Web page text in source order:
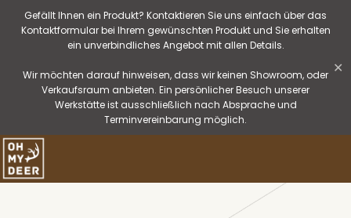
Gefällt Ihnen ein Produkt? Kontaktieren Sie uns einfach über das
Kontaktformular bei Ihrem gewünschten Produkt und Sie erhalten
ein unverbindliches Angebot mit allen Details.
Wir möchten darauf hinweisen, dass wir keinen Showroom, oder
Verkaufsraum anbieten. Ein persönlicher Besuch unserer
Werkstätte ist ausschließlich nach Absprache und
Terminvereinbarung möglich.
✕